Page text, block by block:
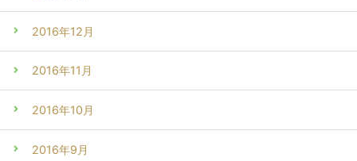
2016年12月
2016年11月
2016年10月
2016年9月